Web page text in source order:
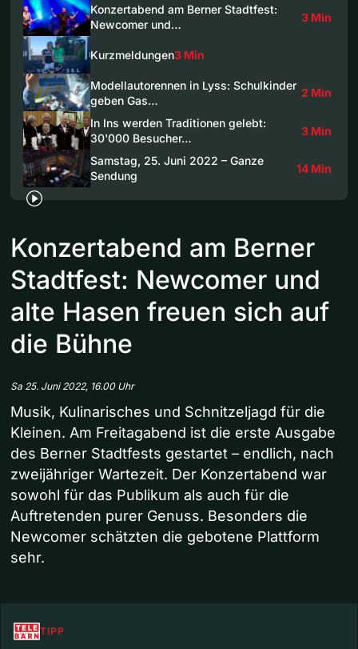
Konzertabend am Berner Stadtfest:
Newcomer und…
3 Min
Kurzmeldungen3 Min
Modellautorennen in Lyss: Schulkinder
geben Gas…
2 Min
In Ins werden Traditionen gelebt:
30'000 Besucher…
3 Min
Samstag, 25. Juni 2022 – Ganze
Sendung
14 Min
Konzertabend am Berner
Stadtfest: Newcomer und
alte Hasen freuen sich auf
die Bühne
Sa 25. Juni 2022, 16.00 Uhr
Musik, Kulinarisches und Schnitzeljagd für die
Kleinen. Am Freitagabend ist die erste Ausgabe
des Berner Stadtfests gestartet – endlich, nach
zweijähriger Wartezeit. Der Konzertabend war
sowohl für das Publikum als auch für die
Auftretenden purer Genuss. Besonders die
Newcomer schätzten die gebotene Plattform
sehr.
TIPP